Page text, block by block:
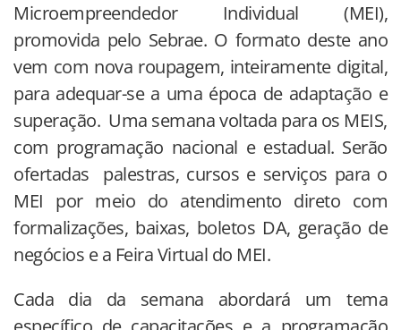
Microempreendedor Individual (MEI),
promovida pelo Sebrae. O formato deste ano
vem com nova roupagem, inteiramente digital,
para adequar-se a uma época de adaptação e
superação. Uma semana voltada para os MEIS,
com programação nacional e estadual. Serão
ofertadas palestras, cursos e serviços para o
MEI por meio do atendimento direto com
formalizações, baixas, boletos DA, geração de
negócios e a Feira Virtual do MEI.
Cada dia da semana abordará um tema